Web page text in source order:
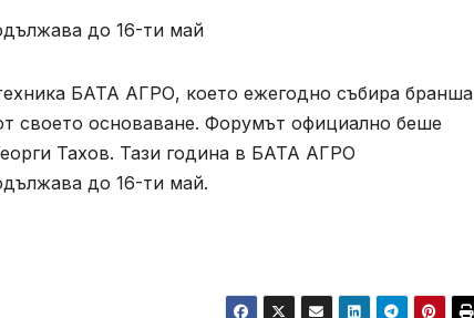
до 16-ти май
БАТА АГРО, което ежегодно събира бранша
своето основаване. Форумът официално беше
Тахов. Тази година в БАТА АГРО
до 16-ти май.